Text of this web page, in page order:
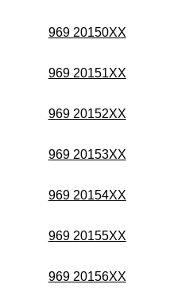
969 20150XX
969 20151XX
969 20152XX
969 20153XX
969 20154XX
969 20155XX
969 20156XX